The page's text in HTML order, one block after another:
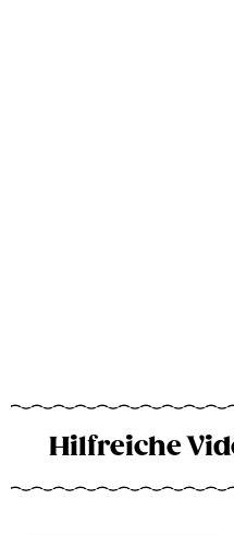
Hilfreiche